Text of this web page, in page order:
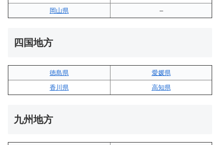
岡山県
–
四国地方
徳島県
愛媛県
香川県
高知県
九州地方